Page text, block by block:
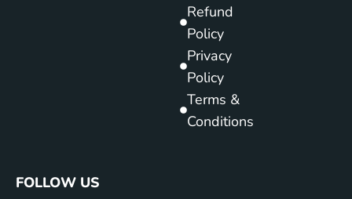
Refund
Policy
Privacy
Policy
Terms &
Conditions
FOLLOW US